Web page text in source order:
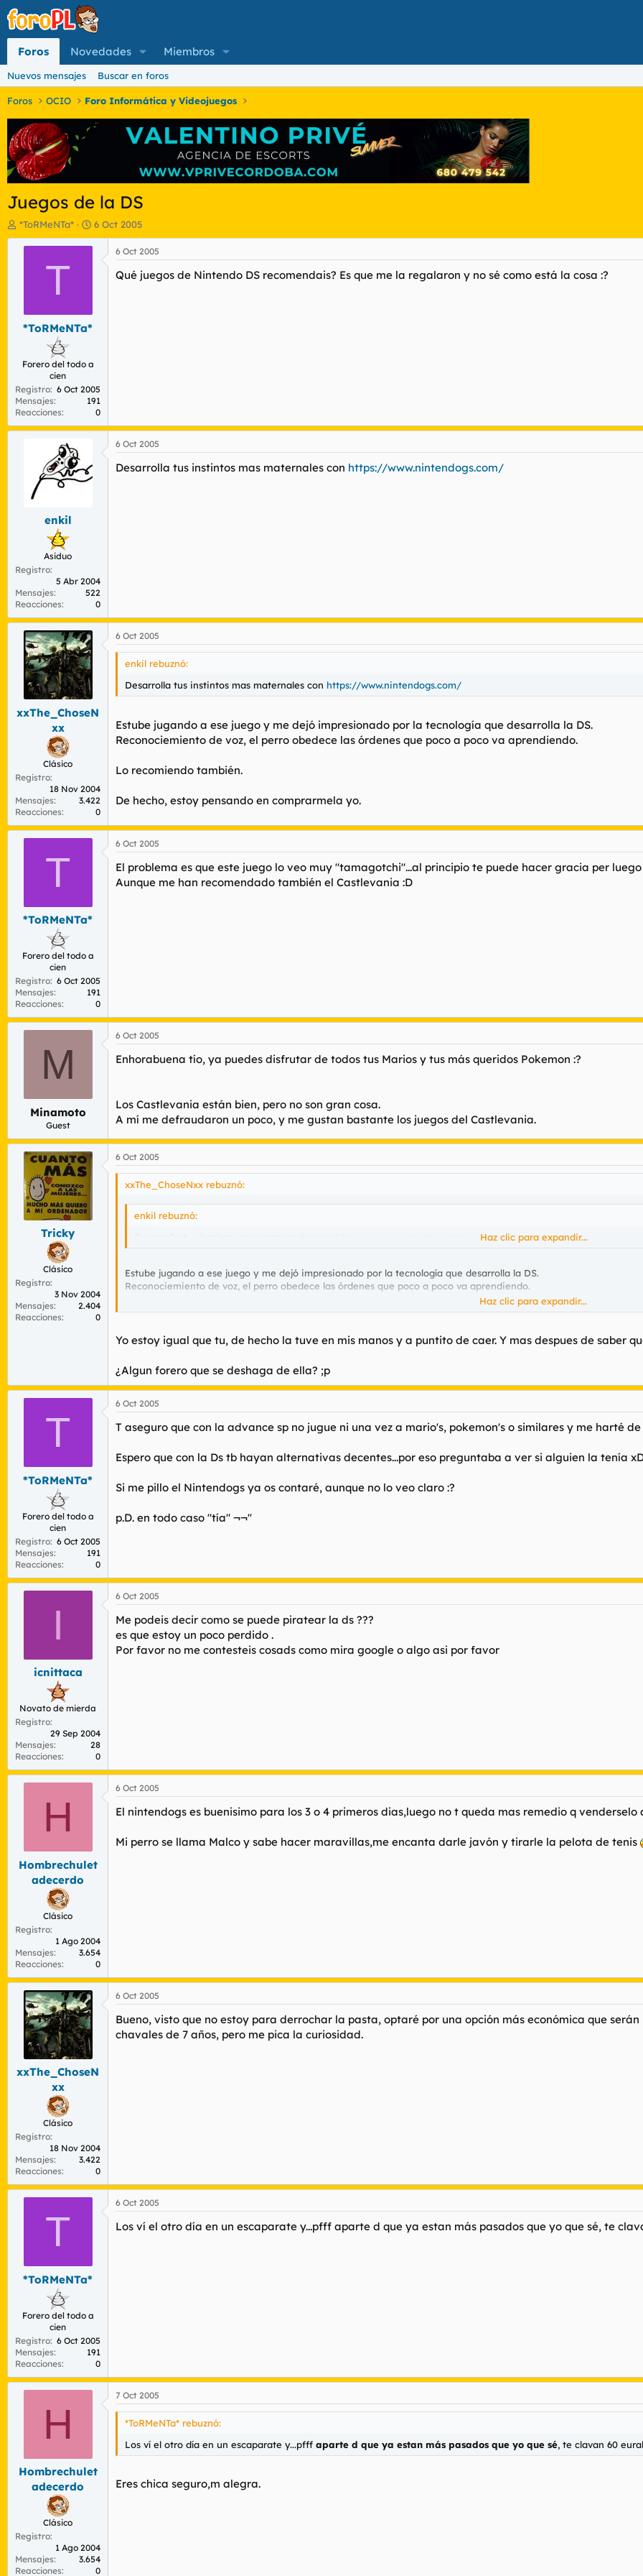
Foros Novedades Miembros
Nuevos mensajes Buscar en foros
Foros OCIO Foro Informática y Videojuegos
Juegos de la DS
I
n
o
e
m
a
*ToRMeNTa*
F
e
6 Oct 2005
T
*ToRMeNTa*
Forero del todo a
cien
Registro 6 Oct 2005
Mensajes
191
Reacciones
0
6 Oct 2005
Qué juegos de Nintendo DS recomendais? Es que me la regalaron y no sé como está la cosa :?
enkil
Asiduo
Registro
5 Abr 2004
Mensajes
522
Reacciones
0
6 Oct 2005
Desarrolla tus instintos mas maternales con https://www.nintendogs.com/
xxThe_ChoseN
xx
Clásico
Registro
18 Nov 2004
Mensajes
3.422
Reacciones
0
6 Oct 2005
enkil rebuznó:
Desarrolla tus instintos mas maternales con https://www.nintendogs.com/
Estube jugando a ese juego y me dejó impresionado por la tecnología que desarrolla la DS.
Reconociemiento de voz, el perro obedece las órdenes que poco a poco va aprendiendo.
Lo recomiendo también.
De hecho, estoy pensando en comprarmela yo.
T
*ToRMeNTa*
Forero del todo a
cien
Registro 6 Oct 2005
Mensajes
191
Reacciones
0
6 Oct 2005
El problema es que este juego lo veo muy "tamagotchi"...al principio te puede hacer gracia per luego
Aunque me han recomendado también el Castlevania :D
M
Minamoto
Guest
6 Oct 2005
Enhorabuena tío, ya puedes disfrutar de todos tus Marios y tus más queridos Pokemon :?
Los Castlevania están bien, pero no son gran cosa.
A mí me defraudaron un poco, y me gustan bastante los juegos del Castlevania.
Tricky
Clásico
Registro
3 Nov 2004
Mensajes
2.404
Reacciones
0
6 Oct 2005
xxThe_ChoseNxx rebuznó:
enkil rebuznó:
Haz clic para expandir...
Estube jugando a ese juego y me dejó impresionado por la tecnología que desarrolla la DS.
Reconociemiento de voz, el perro obedece las órdenes que poco a poco va aprendiendo.
Lo recomiendo también.
De hecho, estoy pensando en comprarmela yo.
Haz clic para expandir...
Yo estoy igual que tu, de hecho la tuve en mis manos y a puntito de caer. Y mas despues de saber
¿Algun forero que se deshaga de ella? ;p
T
*ToRMeNTa*
Forero del todo a
cien
Registro 6 Oct 2005
Mensajes
191
Reacciones
0
6 Oct 2005
T aseguro que con la advance sp no jugue ni una vez a mario's, pokemon's o similares y me harté
Espero que con la Ds tb hayan alternativas decentes...por eso preguntaba a ver si alguien la tenía
Si me pillo el Nintendogs ya os contaré, aunque no lo veo claro :?
p.D. en todo caso "tía" ¬¬''
I
icnittaca
Novato de mierda
Registro
29 Sep 2004
Mensajes
28
Reacciones
0
6 Oct 2005
Me podeis decir como se puede piratear la ds ???
es que estoy un poco perdido .
Por favor no me contesteis cosads como mira google o algo asi por favor
H
Hombrechulet
adecerdo
Clásico
Registro
1 Ago 2004
Mensajes
3.654
Reacciones
0
6 Oct 2005
El nintendogs es buenisimo para los 3 o 4 primeros dias,luego no t queda mas remedio q
Mi perro se llama Malco y sabe hacer maravillas,me encanta darle javón y tirarle la pelota de tenis
xxThe_ChoseN
xx
Clásico
Registro
18 Nov 2004
Mensajes
3.422
Reacciones
0
6 Oct 2005
Bueno, visto que no estoy para derrochar la pasta, optaré por una opción más económica que
chavales de 7 años, pero me pica la curiosidad.
T
*ToRMeNTa*
Forero del todo a
cien
Registro 6 Oct 2005
Mensajes
191
Reacciones
0
6 Oct 2005
Los ví el otro día en un escaparate y...pfff aparte d que ya estan más pasados que yo que sé, te
H
Hombrechulet
adecerdo
Clásico
Registro
1 Ago 2004
Mensajes
3.654
Reacciones
0
7 Oct 2005
*ToRMeNTa* rebuznó:
Los ví el otro día en un escaparate y...pfff aparte d que ya estan más pasados que yo que sé, te clavan 60
Eres chica seguro,m alegra.